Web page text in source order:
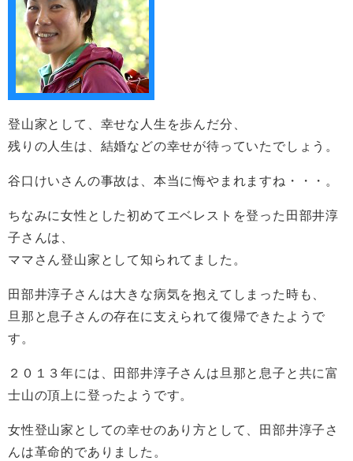
登山家として、幸せな人生を歩んだ分、
残りの人生は、結婚などの幸せが待っていたでしょう。
谷口けいさんの事故は、本当に悔やまれますね・・・。
ちなみに女性とした初めてエベレストを登った田部井淳
子さんは、
ママさん登山家として知られてました。
田部井淳子さんは大きな病気を抱えてしまった時も、
旦那と息子さんの存在に支えられて復帰できたようで
す。
２０１３年には、田部井淳子さんは旦那と息子と共に富
士山の頂上に登ったようです。
女性登山家としての幸せのあり方として、田部井淳子さ
んは革命的でありました。